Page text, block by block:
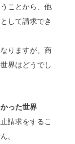
ことから、他
して請求でき
りますが、商
界はどうでし
った世界
請求をするこ
。